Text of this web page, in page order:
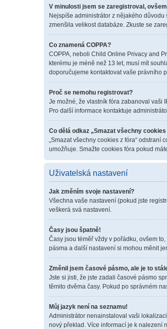
V minulosti jsem se zaregistroval,
Nejspíše administrátor z nějakého
zmenšila velikost databáze. Zkuste se
Co znamená COPPA?
COPPA, neboli Child Online Privacy and
kterému je méně než 13 let, musí mít
doporučujeme kontaktovat vaše právního
Proč se nemohu registrovat?
Je možné, že vlastník fóra zabanoval vaši
Pro další informace kontaktuje
Co dělá odkaz „Smazat všechny cookies
„Smazat všechny cookies z fóra“
umožňuje. Smažte cookies fóra pokud
Uživatelská nastavení
Jak změním svoje nastavení?
Všechna vaše nastavení (pokud jste
veškerá svá nastavení.
Časy jsou špatně!
Časy jsou téměř vždy v pořádku, ovšem
pásma a další nastavení si mohou měnit
Změnil jsem časové pásmo, ale je to
Jste si jisti, že jste zadali časové pásmo
těmito dvěma časy. Pokud po správném
Můj jazyk není na seznamu!
Administrátor nenainstaloval vaši
nový překlad. Více informací je k nalezení